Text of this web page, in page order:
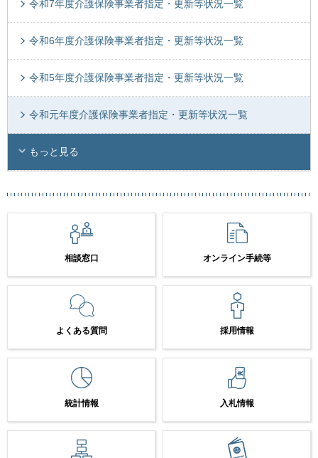
令和7年度介護保険事業者指定・更新等状況一覧
令和6年度介護保険事業者指定・更新等状況一覧
令和5年度介護保険事業者指定・更新等状況一覧
令和元年度介護保険事業者指定・更新等状況一覧
もっと見る
相談窓口 オンライン手続等
よくある質問 採用情報
統計情報 入札情報